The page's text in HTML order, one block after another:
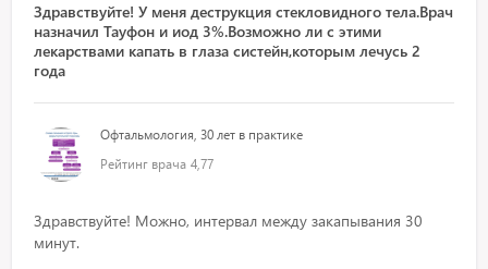
Здравствуйте! У меня деструкция стекловидного тела.Врач
назначил Тауфон и иод 3%.Возможно ли с этими
лекарствами капать в глаза систейн,которым лечусь 2
года
Офтальмология, 30 лет в практике
Рейтинг врача 4,77
Здравствуйте! Можно, интервал между закапывания 30
минут.